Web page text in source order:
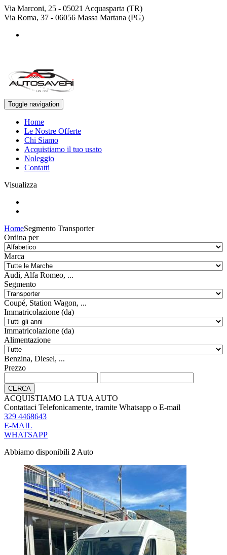
Via Marconi, 25 - 05021 Acquasparta (TR)
Via Roma, 37 - 06056 Massa Martana (PG)
Toggle navigation
Home
Le Nostre Offerte
Chi Siamo
Acquistiamo il tuo usato
Noleggio
Contatti
Visualizza
HomeSegmento Transporter
Ordina per
Marca
Audi, Alfa Romeo, ...
Segmento
Coupé, Station Wagon, ...
Immatricolazione (da)
Immatricolazione (da)
Alimentazione
Benzina, Diesel, ...
Prezzo
CERCA
ACQUISTIAMO LA TUA AUTO
Contattaci Telefonicamente, tramite Whatsapp o E-mail
329 4468643
E-MAIL
WHATSAPP
Abbiamo disponibili 2 Auto